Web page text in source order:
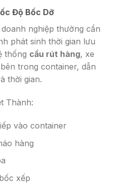
Độ Bốc Dỡ
nghiệp thường cần
phát sinh thời gian lưu
thống cầu rút hàng, xe
trong container, dẫn
thời gian.
Thành:
vào container
hàng
xếp